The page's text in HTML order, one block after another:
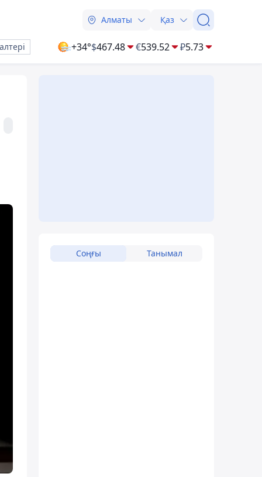
Алматы Қаз
+34°$467.48 €539.52 ₽5.73
Соңғы Танымал